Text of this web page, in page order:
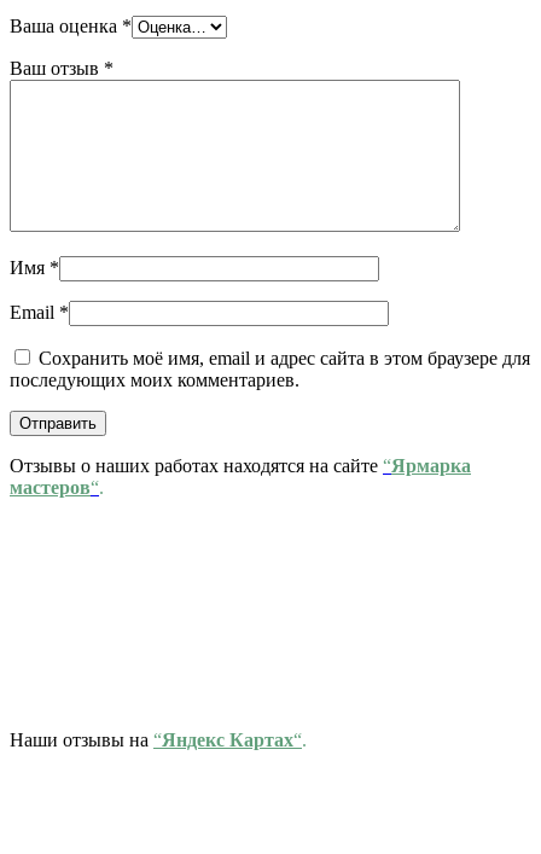
Ваша оценка *
Ваш отзыв *
Имя *
Email *
Сохранить моё имя, email и адрес сайта в этом браузере для
последующих моих комментариев.
Отзывы о наших работах находятся на сайте “Ярмарка
мастеров“.
Наши отзывы на “Яндекс Картах“.